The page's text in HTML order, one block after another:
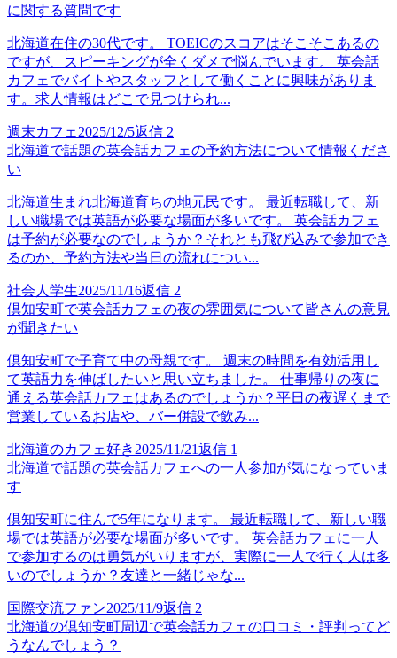
に関する質問です
北海道在住の30代です。 TOEICのスコアはそこそこあるの
ですが、スピーキングが全くダメで悩んでいます。 英会話
カフェでバイトやスタッフとして働くことに興味がありま
す。求人情報はどこで見つけられ...
週末カフェ 2025/12/5返信 2
北海道で話題の英会話カフェの予約方法について情報くださ
い
北海道生まれ北海道育ちの地元民です。 最近転職して、新
しい職場では英語が必要な場面が多いです。 英会話カフェ
は予約が必要なのでしょうか？それとも飛び込みで参加でき
るのか、予約方法や当日の流れについ...
社会人学生2025/11/16返信 2
倶知安町で英会話カフェの夜の雰囲気について皆さんの意見
が聞きたい
倶知安町で子育て中の母親です。 週末の時間を有効活用し
て英語力を伸ばしたいと思い立ちました。 仕事帰りの夜に
通える英会話カフェはあるのでしょうか？平日の夜遅くまで
営業しているお店や、バー併設で飲み...
北海道のカフェ好き 2025/11/21返信 1
北海道で話題の英会話カフェへの一人参加が気になっていま
す
倶知安町に住んで5年になります。 最近転職して、新しい職
場では英語が必要な場面が多いです。 英会話カフェに一人
で参加するのは勇気がいりますが、実際に一人で行く人は多
いのでしょうか？友達と一緒じゃな...
国際交流ファン2025/11/9返信 2
北海道の倶知安町周辺で英会話カフェの口コミ・評判ってど
うなんでしょう？